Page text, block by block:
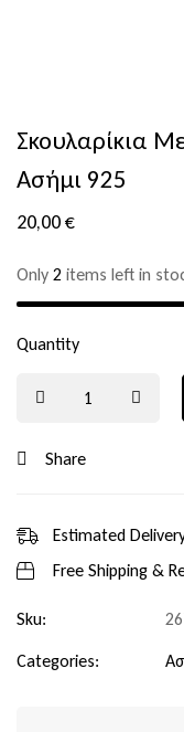
Σκουλαρίκια
Ασήμι 925
20,00€
Only 2 items left in
Quantity
Share
Estimated
Free Shipping &
Sku:
Categories: